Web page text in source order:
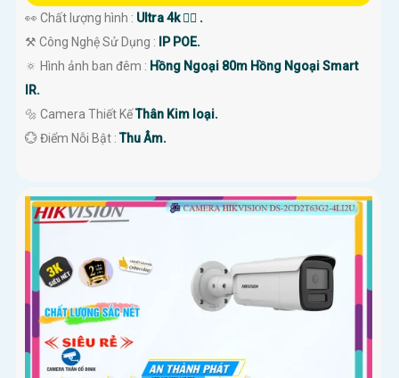
👀 Chất lượng hình : Ultra 4k 👍🏾 .
⚒ Công Nghệ Sử Dụng :
IP POE.
🔅 Hình ảnh ban đêm : Hồng Ngoại 80m Hồng Ngoại Smart
IR.
🔩 Camera Thiết KếThân Kim loại.
️💮 Điểm Nỗi Bật :Thu Âm.